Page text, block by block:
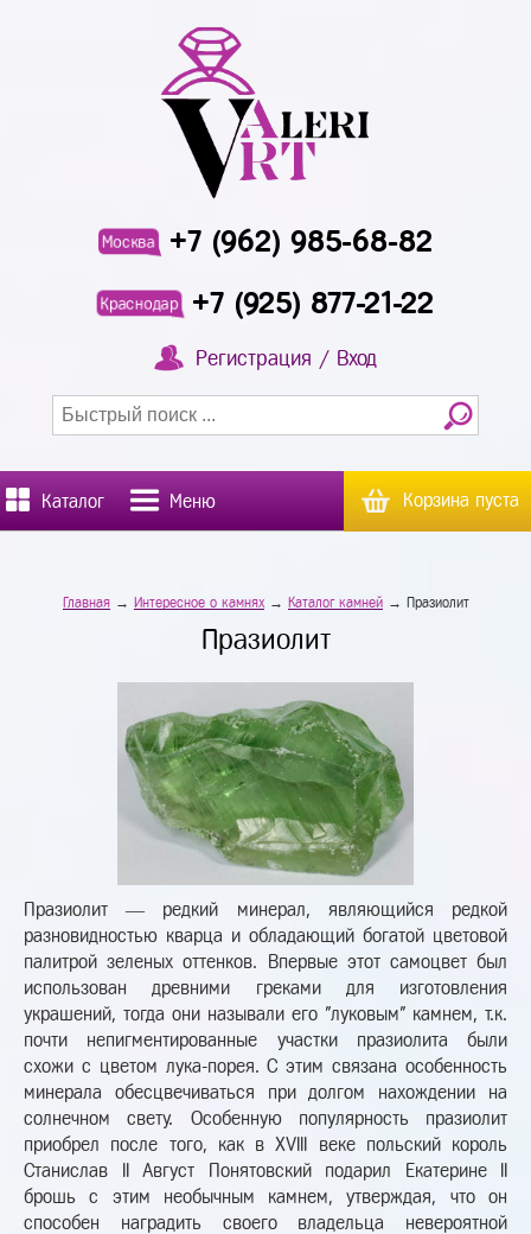
Москва +7 (962) 985-68-82
Краснодар +7 (925) 877-21-22
Регистрация / Вход
Каталог Меню Корзина пуста
Главная→ Интересное о камнях→ Каталог камней→ Празиолит
Празиолит
Празиолит — редкий минерал, являющийся редкой
разновидностью кварца и обладающий богатой цветовой
палитрой зеленых оттенков. Впервые этот самоцвет был
использован древними греками для изготовления
украшений, тогда они называли его "луковым" камнем, т.к.
почти непигментированные участки празиолита были
схожи с цветом лука-порея. С этим связана особенность
минерала обесцвечиваться при долгом нахождении на
солнечном свету. Особенную популярность празиолит
приобрел после того, как в XVIII веке польский король
Станислав II Август Понятовский подарил Екатерине II
брошь с этим необычным камнем, утверждая, что он
способен наградить своего владельца невероятной